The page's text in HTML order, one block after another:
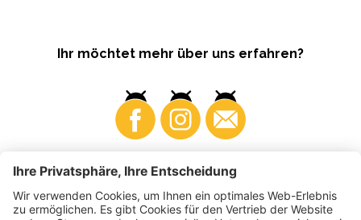
Ihr möchtet mehr über uns erfahren?
Business Produzenten